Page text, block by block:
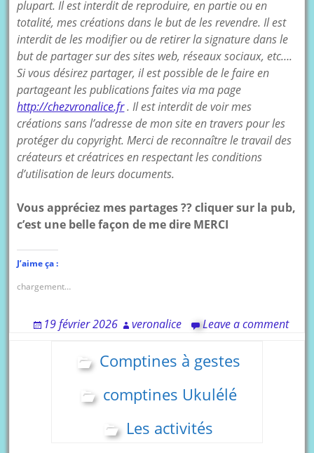
plupart. Il est interdit de reproduire, en partie ou en
totalité, mes créations dans le but de les revendre. Il est
interdit de les modifier ou de retirer la signature dans le
but de partager sur des sites web, réseaux sociaux, etc….
Si vous désirez partager, il est possible de le faire en
partageant les publications faites via ma page
http://chezvronalice.fr. Il est interdit de voir mes
créations sans l’adresse de mon site en travers pour les
protéger du copyright. Merci de reconnaître le travail des
créateurs et créatrices en respectant les conditions
d’utilisation de leurs documents.
Vous appréciez mes partages ?? cliquer sur la pub,
c’est une belle façon de me dire MERCI
J’aime ça :
chargement…
19 février 2026 veronalice Leave a comment
Comptines à gestes
comptines Ukulélé
Les activités